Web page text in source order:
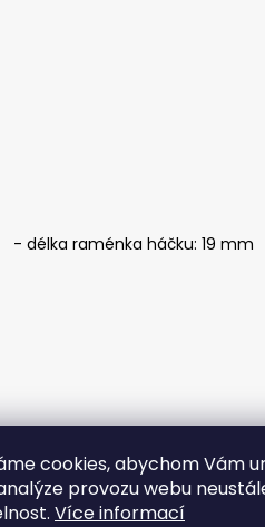
cookies, abychom Vám
provozu webu
Více informací
- délka raménka háčku: 19 mm